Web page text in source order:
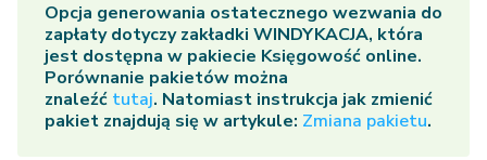
Opcja generowania ostatecznego wezwania do
zapłaty dotyczy zakładki WINDYKACJA, która
jest dostępna w pakiecie Księgowość online.
Porównanie pakietów można
znaleźć tutaj. Natomiast instrukcja jak zmienić
pakiet znajdują się w artykule: Zmiana pakietu.